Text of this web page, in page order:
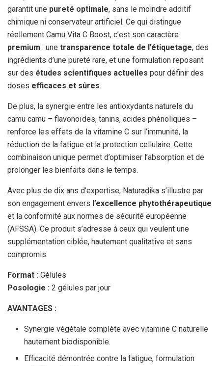
garantit une pureté optimale, sans le moindre additif
chimique ni conservateur artificiel. Ce qui distingue
réellement Camu Vita C Boost, c’est son caractère
premium : une transparence totale de l’étiquetage, des
ingrédients d’une pureté rare, et une formulation reposant
sur des études scientifiques actuelles pour définir des
doses efficaces et sûres.
De plus, la synergie entre les antioxydants naturels du
camu camu – flavonoïdes, tanins, acides phénoliques –
renforce les effets de la vitamine C sur l’immunité, la
réduction de la fatigue et la protection cellulaire. Cette
combinaison unique permet d’optimiser l’absorption et de
prolonger les bienfaits dans le temps.
Avec plus de dix ans d’expertise, Naturadika s’illustre par
son engagement envers l’excellence phytothérapeutique
et la conformité aux normes de sécurité européenne
(AFSSA). Ce produit s’adresse à ceux qui veulent une
supplémentation ciblée, hautement qualitative et sans
compromis.
Format : Gélules
Posologie : 2 gélules par jour
AVANTAGES :
Synergie végétale complète avec vitamine C naturelle
hautement biodisponible.
Efficacité démontrée contre la fatigue, formulation